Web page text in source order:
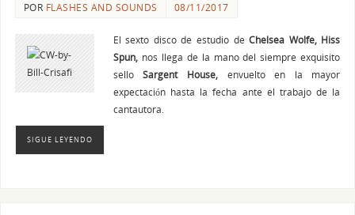
POR FLASHES AND SOUNDS 08/11/2017
El sexto disco de estudio de Chelsea Wolfe, Hiss
Spun, nos llega de la mano del siempre exquisito
selloSargent House,envuelto en la mayor
expectación hasta la fecha ante el trabajo de la
cantautora.
SIGUE LEYENDO